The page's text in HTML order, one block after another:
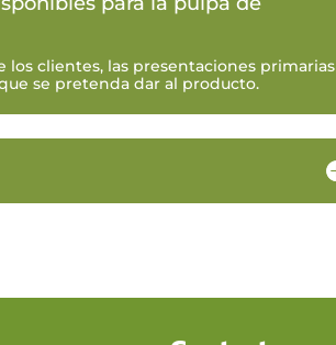
los clientes, las presentaciones primarias
se pretenda dar al producto.